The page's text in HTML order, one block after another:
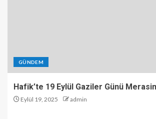
GÜNDEM
Hafik’te 19 Eylül Gaziler Günü
Eylül 19, 2025 admin